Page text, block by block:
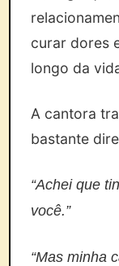
curar dores
longo da
A cantora
bastante
“Achei que
você.”
“Mas minha